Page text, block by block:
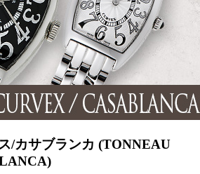
/カサブランカ (TONNEAU